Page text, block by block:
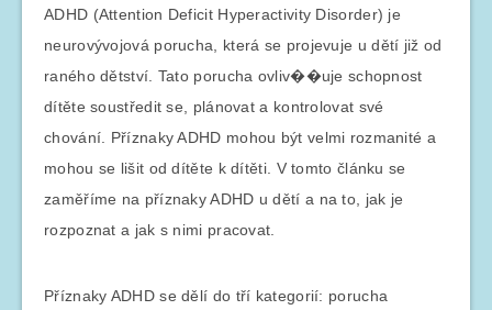
ADHD (Attention Deficit Hyperactivity Disorder) je
neurovývojová porucha, která se projevuje u dětí již od
raného dětství. Tato porucha ovliv��uje schopnost
dítěte soustředit se, plánovat a kontrolovat své
chování. Příznaky ADHD mohou být velmi rozmanité a
mohou se lišit od dítěte k dítěti. V tomto článku se
zaměříme na příznaky ADHD u dětí a na to, jak je
rozpoznat a jak s nimi pracovat.
Příznaky ADHD se dělí do tří kategorií: porucha